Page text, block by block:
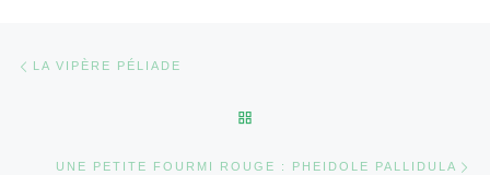
Parcourir les articles
LA VIPÈRE PÉLIADE
UNE PETITE FOURMI ROUGE : PHEIDOLE PALLIDULA